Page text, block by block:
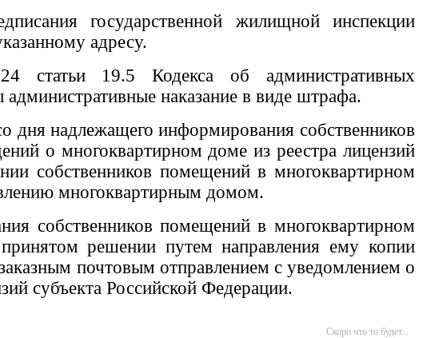
государственной жилищной инспекции
адресу.
статьи 19.5 Кодекса об административных
наказание в виде штрафа.
дня надлежащего информирования собственников
о многоквартирном доме из реестра лицензий
собственников помещений в многоквартирном
многоквартирным домом.
собственников помещений в многоквартирном
решении путем направления ему копии
почтовым отправлением с уведомлением о
субъекта Российской Федерации.
Скоро что то будет...